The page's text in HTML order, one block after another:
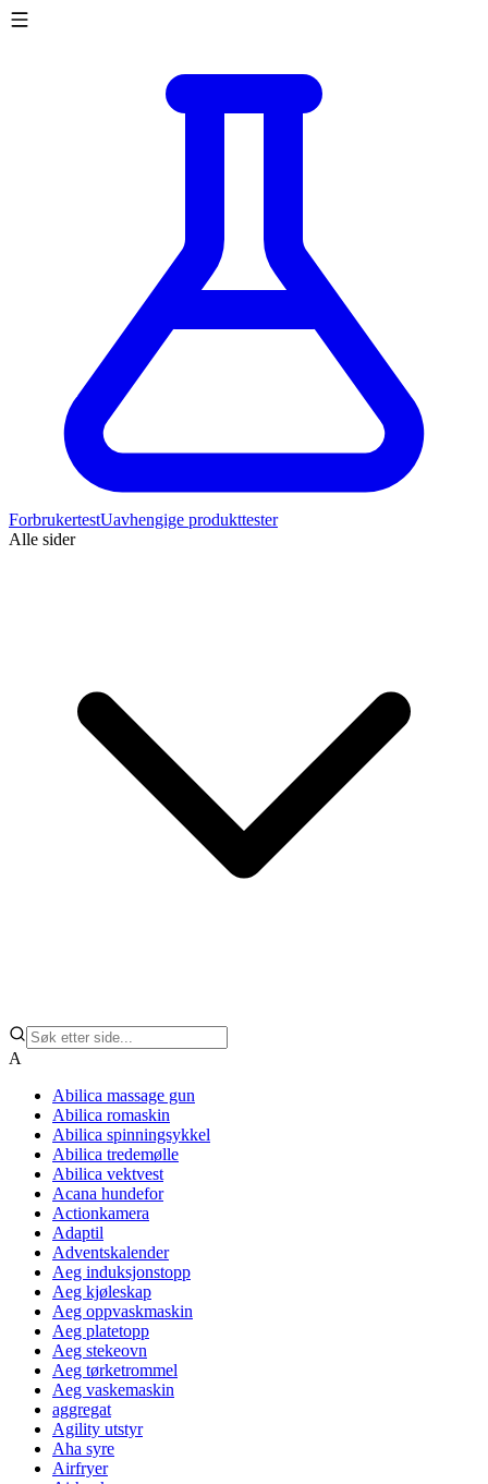
ForbrukertestUavhengige produkttester
Alle sider
A
Abilica massage gun
Abilica romaskin
Abilica spinningsykkel
Abilica tredemølle
Abilica vektvest
Acana hundefor
Actionkamera
Adaptil
Adventskalender
Aeg induksjonstopp
Aeg kjøleskap
Aeg oppvaskmaskin
Aeg platetopp
Aeg stekeovn
Aeg tørketrommel
Aeg vaskemaskin
aggregat
Agility utstyr
Aha syre
Airfryer